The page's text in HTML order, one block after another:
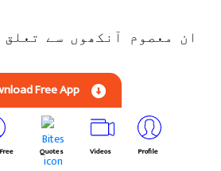
ان معصوم آنکھوں سے
مسکراتے ہوئے تھوڑا سا
Free App
Quotes Videos Profile